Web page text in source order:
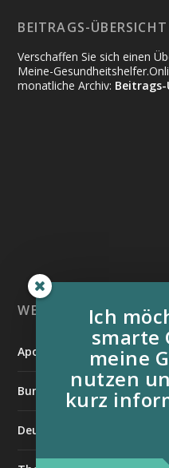
BEITRAGS-ÜBERSICHT
Verschaffen Sie sich einen
Meine-
monatliche Archiv:
WEITERE
Apotheken Umschau
Bundesverband der
Deutsche Stiftung für
Ich
smarte
meine
nutzen
kurz